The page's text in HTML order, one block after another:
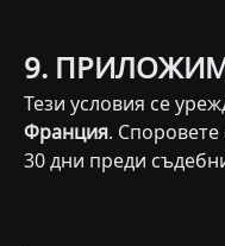
9.
Тези условия се
Франция.
30 дни преди